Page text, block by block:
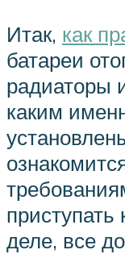
Итак, как
батареи
радиаторы
каким
деле, все